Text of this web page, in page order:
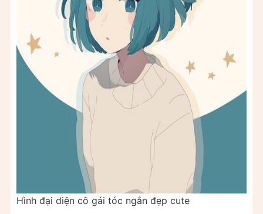
Hình đại diện cô gái tóc ngắn đẹp cute